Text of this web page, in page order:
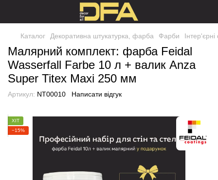
Каталог Декоративна штукатурка, фарба Фарби
Малярний комплект: фарба Feidal
Wasserfall Farbe 10 л + валик Anza
Super Titex Maxi 250 мм
Артикул: NT00010 Написати відгук
ХІТ
−15%